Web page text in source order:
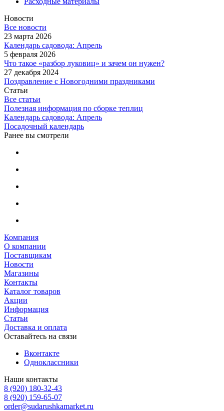
Новости
Все новости
23 марта 2026
Календарь садовода: Апрель
5 февраля 2026
Что такое «разбор луковиц» и зачем он нужен?
27 декабря 2024
Поздравление с Новогодними праздниками
Статьи
Все статьи
Полезная информация по сборке теплиц
Календарь садовода: Апрель
Посадочный календарь
Ранее вы смотрели
Компания
О компании
Поставщикам
Новости
Магазины
Контакты
Каталог товаров
Акции
Информация
Статьи
Доставка и оплата
Оставайтесь на связи
Вконтакте
Одноклассники
Наши контакты
8 (920) 180-32-43
8 (920) 159-65-07
order@sudarushkamarket.ru